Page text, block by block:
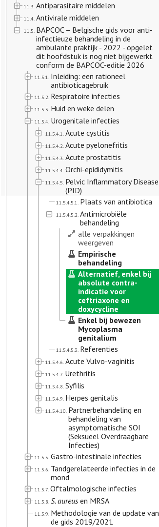
11.3. Antiparasitaire middelen
11.4. Antivirale middelen
11.5. BAPCOC – Belgische gids voor anti-
infectieuze behandeling in de
ambulante praktijk - 2022 - opgelet
dit hoofdstuk is nog niet bijgewerkt
conform de BAPCOC-editie 2026
11.5.1. Inleiding: een rationeel
antibioticagebruik
11.5.2. Respiratoire infecties
11.5.3. Huid en weke delen
11.5.4. Urogenitale infecties
11.5.4.1. Acute cystitis
11.5.4.2. Acute pyelonefritis
11.5.4.3. Acute prostatitis
11.5.4.4. Orchi-epididymitis
11.5.4.5. Pelvic Inflammatory Disease
(PID)
11.5.4.5.1. Plaats van antibiotica
11.5.4.5.2. Antimicrobiële
behandeling
alle verpakkingen
weergeven
Empirische
behandeling
Alternatief, enkel bij
absolute contra-
indicatie voor
ceftriaxone en
doxycycline
Enkel bij bewezen
Mycoplasma
genitalium
11.5.4.5.3. Referenties
11.5.4.6. Acute Vulvo-vaginitis
11.5.4.7. Urethritis
11.5.4.8. Syfilis
11.5.4.9. Herpes genitalis
11.5.4.10. Partnerbehandeling en
behandeling van
asymptomatische SOI
(Seksueel Overdraagbare
Infecties)
11.5.5. Gastro-intestinale infecties
11.5.6. Tandgerelateerde infecties in de
mond
11.5.7. Oftalmologische infecties
11.5.8. S. aureus en MRSA
11.5.9. Methodologie van de update van
de gids 2019/2021